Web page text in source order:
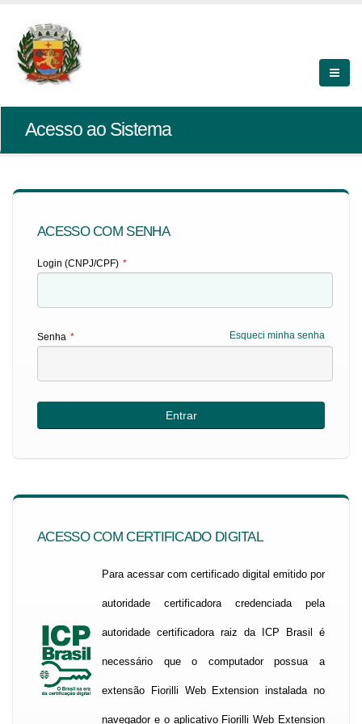
Acesso ao Sistema
ACESSO COM SENHA
Login (CNPJ/CPF) *
Esqueci minha senha
Senha *
ACESSO COM CERTIFICADO DIGITAL
Para acessar com certificado digital emitido por
autoridade certificadora credenciada pela
autoridade certificadora raiz da ICP Brasil é
necessário que o computador possua a
extensão Fiorilli Web Extension instalada no
navegador e o aplicativo Fiorilli Web Extension